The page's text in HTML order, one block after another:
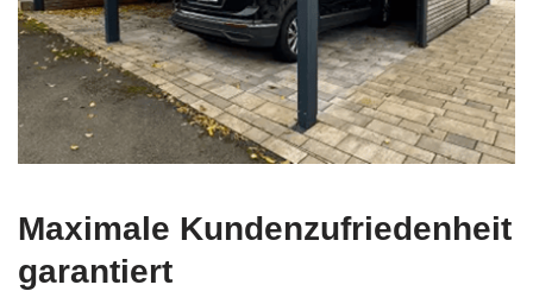
Maximale Kundenzufriedenheit
garantiert